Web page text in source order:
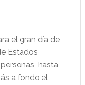
el gran día de
Estados
personas hasta
a fondo el